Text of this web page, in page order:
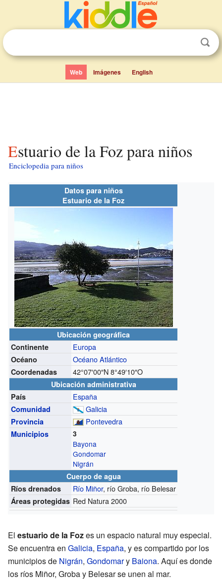
Web Imágenes English
Estuario de la Foz para niños
Enciclopedia para niños
Datos para niños
Estuario de la Foz
Ubicación geográfica
Continente
Europa
Océano Océano Atlántico
Coordenadas 42°07′00″N8°49′10″O
Ubicación administrativa
País
España
Comunidad Galicia
Provincia Pontevedra
Municipios 3
Bayona
Gondomar
Nigrán
Cuerpo de agua
Ríos drenados
Río Miñor, río Groba, río Belesar
Áreas protegidas Red Natura 2000
El estuario de la Fozes un espacio natural muy especial.
Se encuentra en Galicia, España, y es compartido por los
municipios de Nigrán, Gondomary Baiona. Aquí es donde
los ríos Miñor, Groba y Belesar se unen al mar.